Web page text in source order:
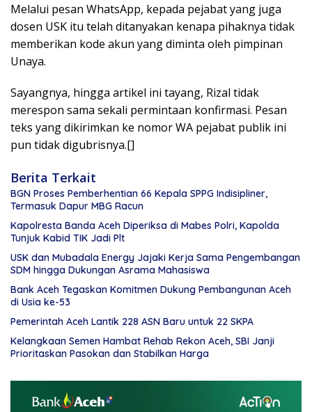
Melalui pesan WhatsApp, kepada pejabat yang juga
dosen USK itu telah ditanyakan kenapa pihaknya tidak
memberikan kode akun yang diminta oleh pimpinan
Unaya.
Sayangnya, hingga artikel ini tayang, Rizal tidak
merespon sama sekali permintaan konfirmasi. Pesan
teks yang dikirimkan ke nomor WA pejabat publik ini
pun tidak digubrisnya.[]
Berita Terkait
BGN Proses Pemberhentian 66 Kepala SPPG Indisipliner,
Termasuk Dapur MBG Racun
Kapolresta Banda Aceh Diperiksa di Mabes Polri, Kapolda
Tunjuk Kabid TIK Jadi Plt
USK dan Mubadala Energy Jajaki Kerja Sama Pengembangan
SDM hingga Dukungan Asrama Mahasiswa
Bank Aceh Tegaskan Komitmen Dukung Pembangunan Aceh
di Usia ke-53
Pemerintah Aceh Lantik 228 ASN Baru untuk 22 SKPA
Kelangkaan Semen Hambat Rehab Rekon Aceh, SBI Janji
Prioritaskan Pasokan dan Stabilkan Harga